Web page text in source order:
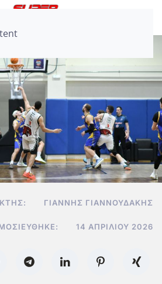
ΓΙΆΝΝΗΣ ΓΙΑΝΝΟΥΔΆΚΗΣ
14 ΑΠΡΙΛΊΟΥ 2026